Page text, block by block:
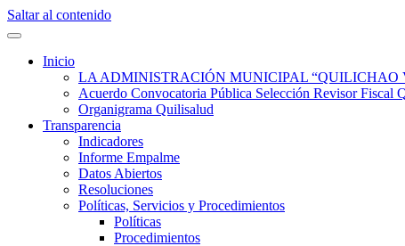
Saltar al contenido
Quilisalud
Inicio
LA ADMINISTRACIÓN MUNICIPAL “QUILICHAO
Acuerdo Convocatoria Pública Selección Revisor
Organigrama Quilisalud
Transparencia
Indicadores
Informe Empalme
Datos Abiertos
Resoluciones
Políticas, Servicios y Procedimientos
Políticas
Procedimientos